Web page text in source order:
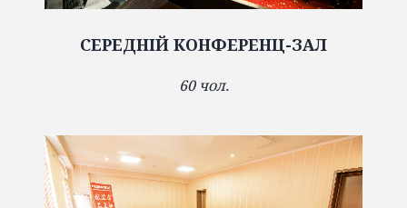
СЕРЕДНІЙ КОНФЕРЕНЦ-ЗАЛ
60 чол.